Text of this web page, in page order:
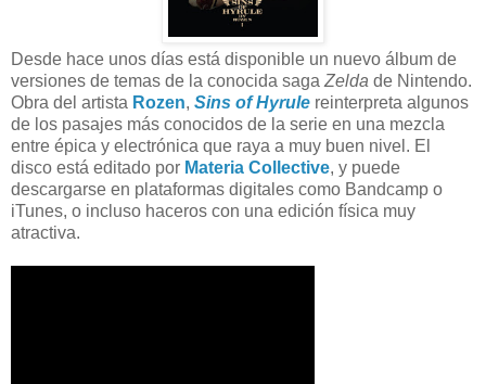
Desde hace unos días está disponible un nuevo álbum de
versiones de temas de la conocida saga Zelda de Nintendo.
Obra del artista Rozen, Sins of Hyrule reinterpreta algunos
de los pasajes más conocidos de la serie en una mezcla
entre épica y electrónica que raya a muy buen nivel. El
disco está editado por Materia Collective, y puede
descargarse en plataformas digitales como Bandcamp o
iTunes, o incluso haceros con una edición física muy
atractiva.